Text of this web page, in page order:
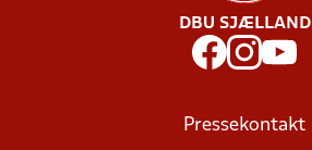
DBU SJÆLLAND
Pressekontakt